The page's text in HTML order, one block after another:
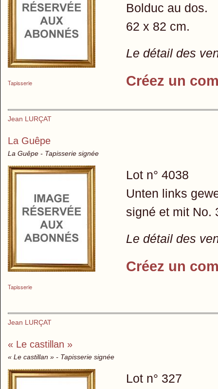
Tapisserie
Bolduc au dos.
62 x 82 cm.
Le détail des
Créez un
Jean LURÇAT
La Guêpe
La Guêpe - Tapisserie signée
Tapisserie
Lot n° 4038
Unten links
signé et mit No.
Le détail des
Créez un
Jean LURÇAT
« Le castillan »
« Le castillan » - Tapisserie signée
Lot n° 327